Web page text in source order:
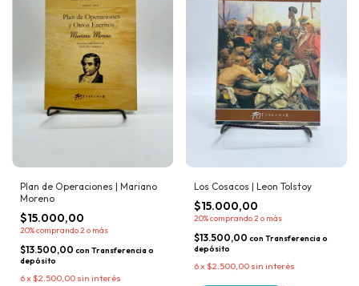
Plan de Operaciones | Mariano
Moreno
$15.000,00
20%comprando 2 o más
$13.500,00 con Transferencia o
depósito
6x $2.500,00 sin interés
Los Cosacos | Leon Tolstoy
$15.000,00
20%comprando 2 o más
$13.500,00 con Transferencia o
depósito
6x $2.500,00 sin interés